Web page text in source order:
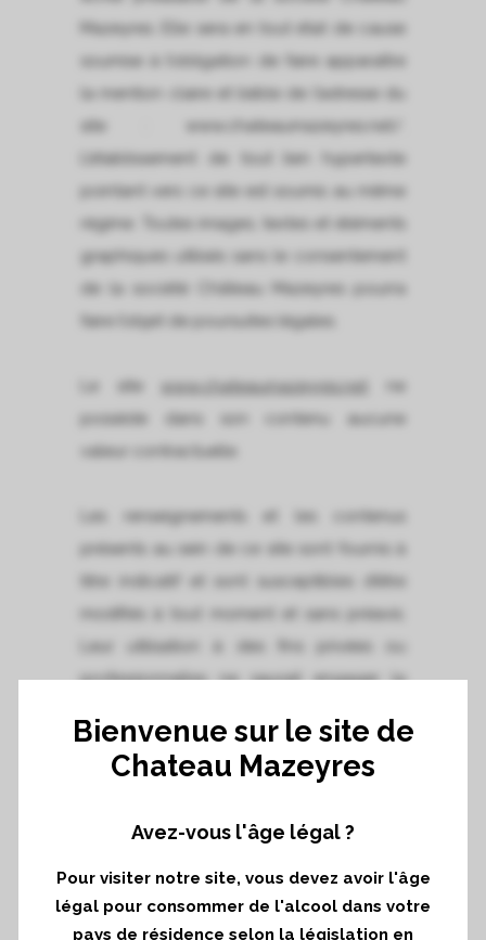
Mazeyres. Elle sera en tout état de cause
soumise à l’obligation de faire apparaître
la mention claire et lisible de l’adresse du
site : www.chateaumazeyres.net/.
L’établissement de tout lien hypertexte
pointant vers ce site est soumis au même
régime. Toutes images, textes et éléments
graphiques utilisés sans le consentement
de la société Château Mazeyres pourra
faire l’objet de poursuites légales.
Le site www.chateaumazeyres.net
ne
possède dans son contenu aucune
valeur contractuelle.
Les renseignements et les contenus
présents au sein de ce site sont fournis à
titre indicatif et sont susceptibles d’être
modifiés à tout moment et sans préavis.
Leur utilisation à des fins privées ou
professionnelles ne saurait engager la
quelque manière que ce soit.
AVERTISSEMENT
Les données mises en ligne sur le site
Internet ont pour objectif de présenter la
Bienvenue sur le site de
Chateau Mazeyres
Avez-vous l'âge légal ?
Pour visiter notre site, vous devez avoir l'âge
légal pour consommer de l'alcool dans votre
pays de résidence selon la législation en